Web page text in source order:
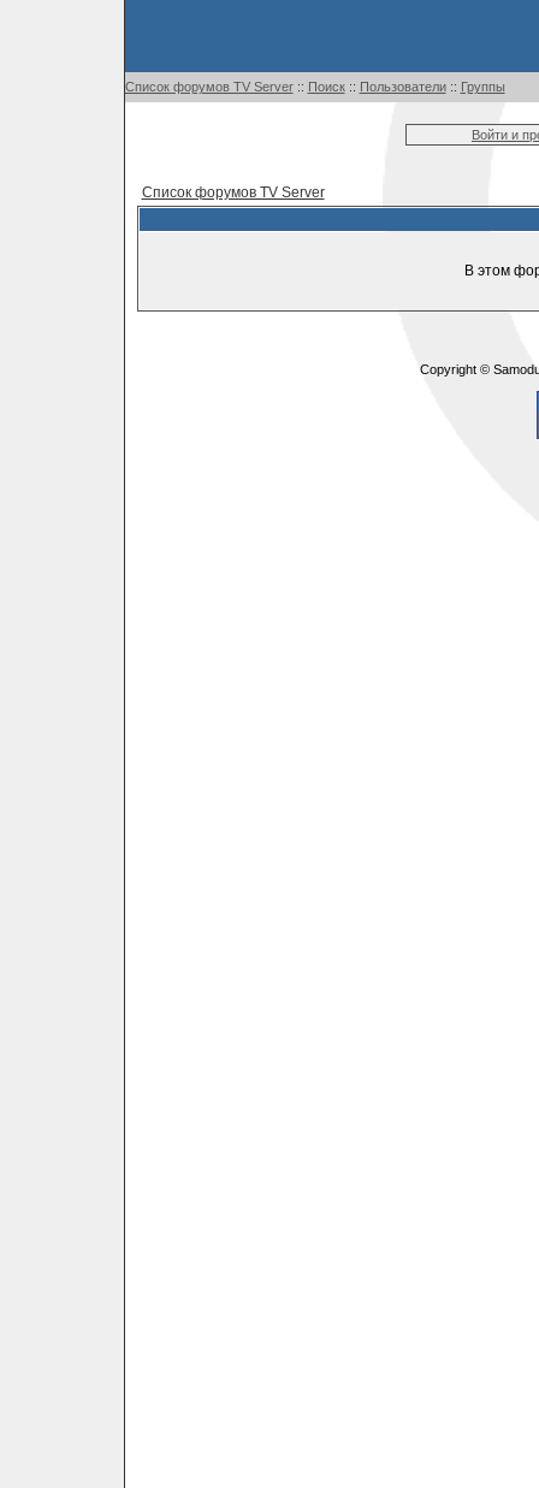
Список форумов TV Server:: Поиск:: Пользователи:: Группы
Войти и
Список форумов TV Server
В этом
Copyright ©